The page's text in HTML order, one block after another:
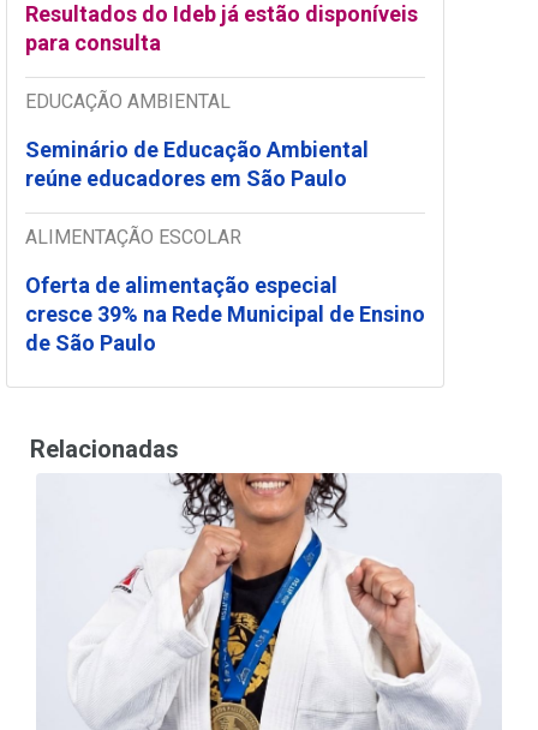
Resultados do Ideb já estão disponíveis
para consulta
EDUCAÇÃO AMBIENTAL
Seminário de Educação Ambiental
reúne educadores em São Paulo
ALIMENTAÇÃO ESCOLAR
Oferta de alimentação especial
cresce 39% na Rede Municipal de Ensino
de São Paulo
Relacionadas